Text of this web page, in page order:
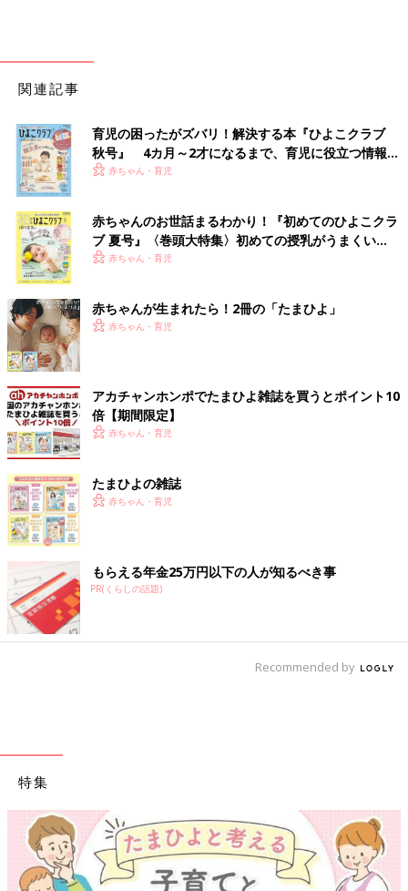
関連記事
育児の困ったがズバリ！解決する本『ひよこクラブ
秋号』 4カ月～2才になるまで、育児に役立つ情報が
いっぱい！
赤ちゃん・育児
赤ちゃんのお世話まるわかり！『初めてのひよこクラ
ブ 夏号』〈巻頭大特集〉初めての授乳がうまくい
く！ おっぱい・ミルクの基本と夏のトラブル 解決テ
赤ちゃん・育児
赤ちゃんが生まれたら！2冊の「たまひよ」
赤ちゃん・育児
アカチャンホンポでたまひよ雑誌を買うとポイント10
倍【期間限定】
赤ちゃん・育児
たまひよの雑誌
赤ちゃん・育児
もらえる年金25万円以下の人が知るべき事
PR(くらしの話題)
Recommended by
特集